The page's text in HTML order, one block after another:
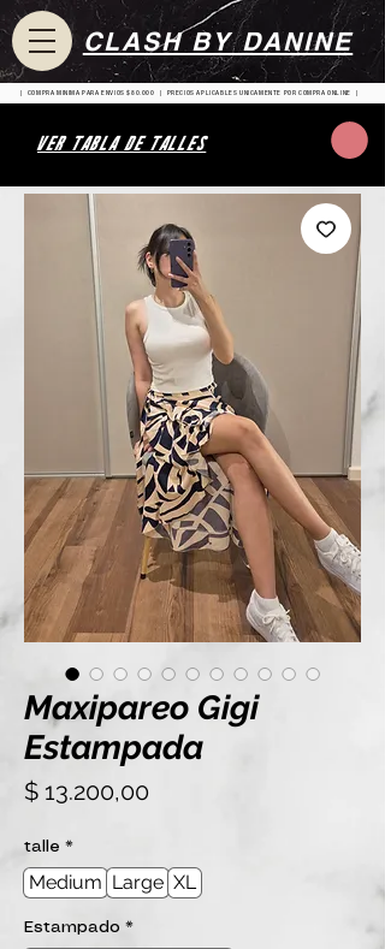
| COMPRA MINIMA PARA ENVIOS $80.000 | PRECIOS APLICABLES UNICAMENTE POR COMPRA ONLINE |
CLASH BY DANINE
VER TABLA DE TALLES
Maxipareo Gigi
Estampada
$ 13.200,00Precio
talle *
Medium Large XL
Estampado *